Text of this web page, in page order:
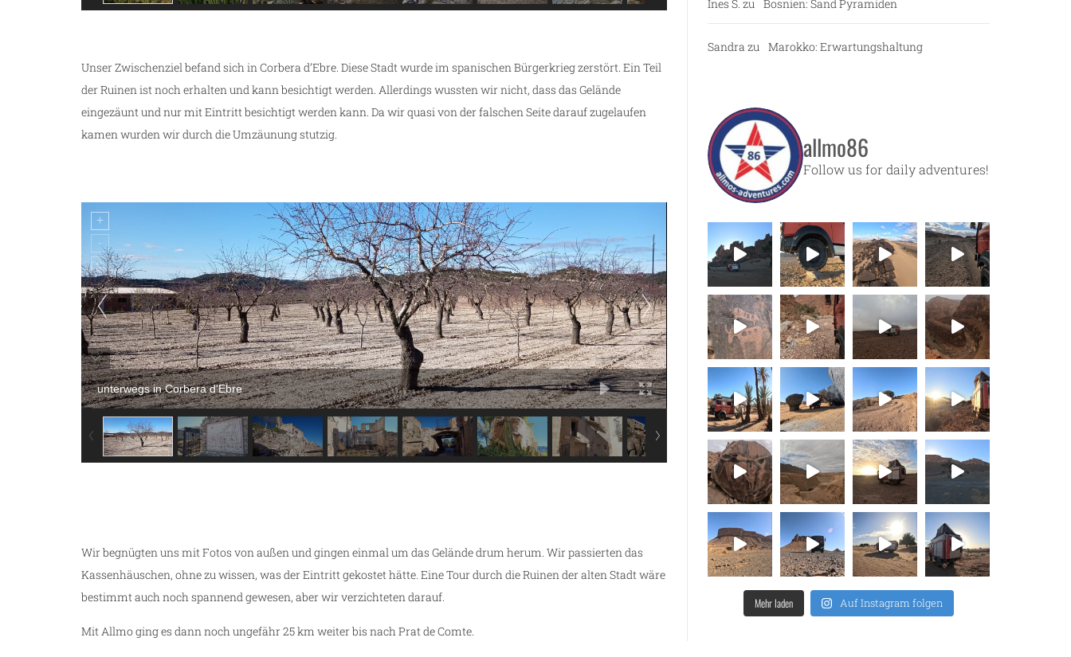
Unser Zwischenziel befand sich in Corbera d’Ebre. Diese Stadt wurde im spanischen Bürgerkrieg zerstört. Ein Teil
der Ruinen ist noch erhalten und kann besichtigt werden. Allerdings wussten wir nicht, dass das Gelände
eingezäunt und nur mit Eintritt besichtigt werden kann. Da wir quasi von der falschen Seite darauf zugelaufen
kamen wurden wir durch die Umzäunung stutzig.
unterwegs in Corbera d'Ebre
Wir begnügten uns mit Fotos von außen und gingen einmal um das Gelände drum herum. Wir passierten das
Kassenhäuschen, ohne zu wissen, was der Eintritt gekostet hätte. Eine Tour durch die Ruinen der alten Stadt wäre
bestimmt auch noch spannend gewesen, aber wir verzichteten darauf.
Mit Allmo ging es dann noch ungefähr 25 km weiter bis nach Prat de Comte.
Ines S. zu Bosnien: Sand Pyramiden
Sandra zu Marokko: Erwartungshaltung
allmo86
Follow us for daily adventures!
Mehr laden Auf Instagram folgen